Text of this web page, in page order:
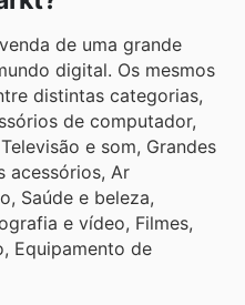
de uma grande
digital. Os mesmos
distintas categorias,
de computador,
e som, Grandes
acessórios, Ar
Saúde e beleza,
e vídeo, Filmes,
Equipamento de